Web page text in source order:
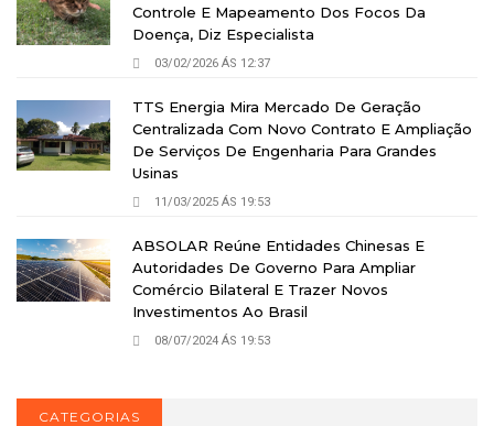
Controle E Mapeamento Dos Focos Da
Doença, Diz Especialista
03/02/2026 ÁS 12:37
TTS Energia Mira Mercado De Geração
Centralizada Com Novo Contrato E Ampliação
De Serviços De Engenharia Para Grandes
Usinas
11/03/2025 ÁS 19:53
ABSOLAR Reúne Entidades Chinesas E
Autoridades De Governo Para Ampliar
Comércio Bilateral E Trazer Novos
Investimentos Ao Brasil
08/07/2024 ÁS 19:53
CATEGORIAS